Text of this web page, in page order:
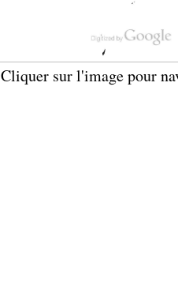
Cliquer sur l'image pour